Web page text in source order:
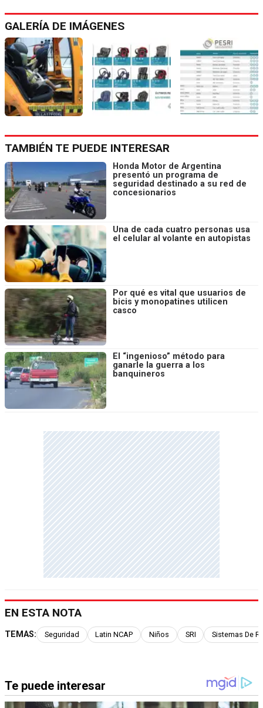
GALERÍA DE IMÁGENES
TAMBIÉN TE PUEDE INTERESAR
Honda Motor de Argentina
presentó un programa de
seguridad destinado a su red de
concesionarios
Una de cada cuatro personas usa
el celular al volante en autopistas
Por qué es vital que usuarios de
bicis y monopatines utilicen
casco
El “ingenioso” método para
ganarle la guerra a los
banquineros
EN ESTA NOTA
TEMAS: Seguridad Latin NCAP Niños SRI Sistemas De